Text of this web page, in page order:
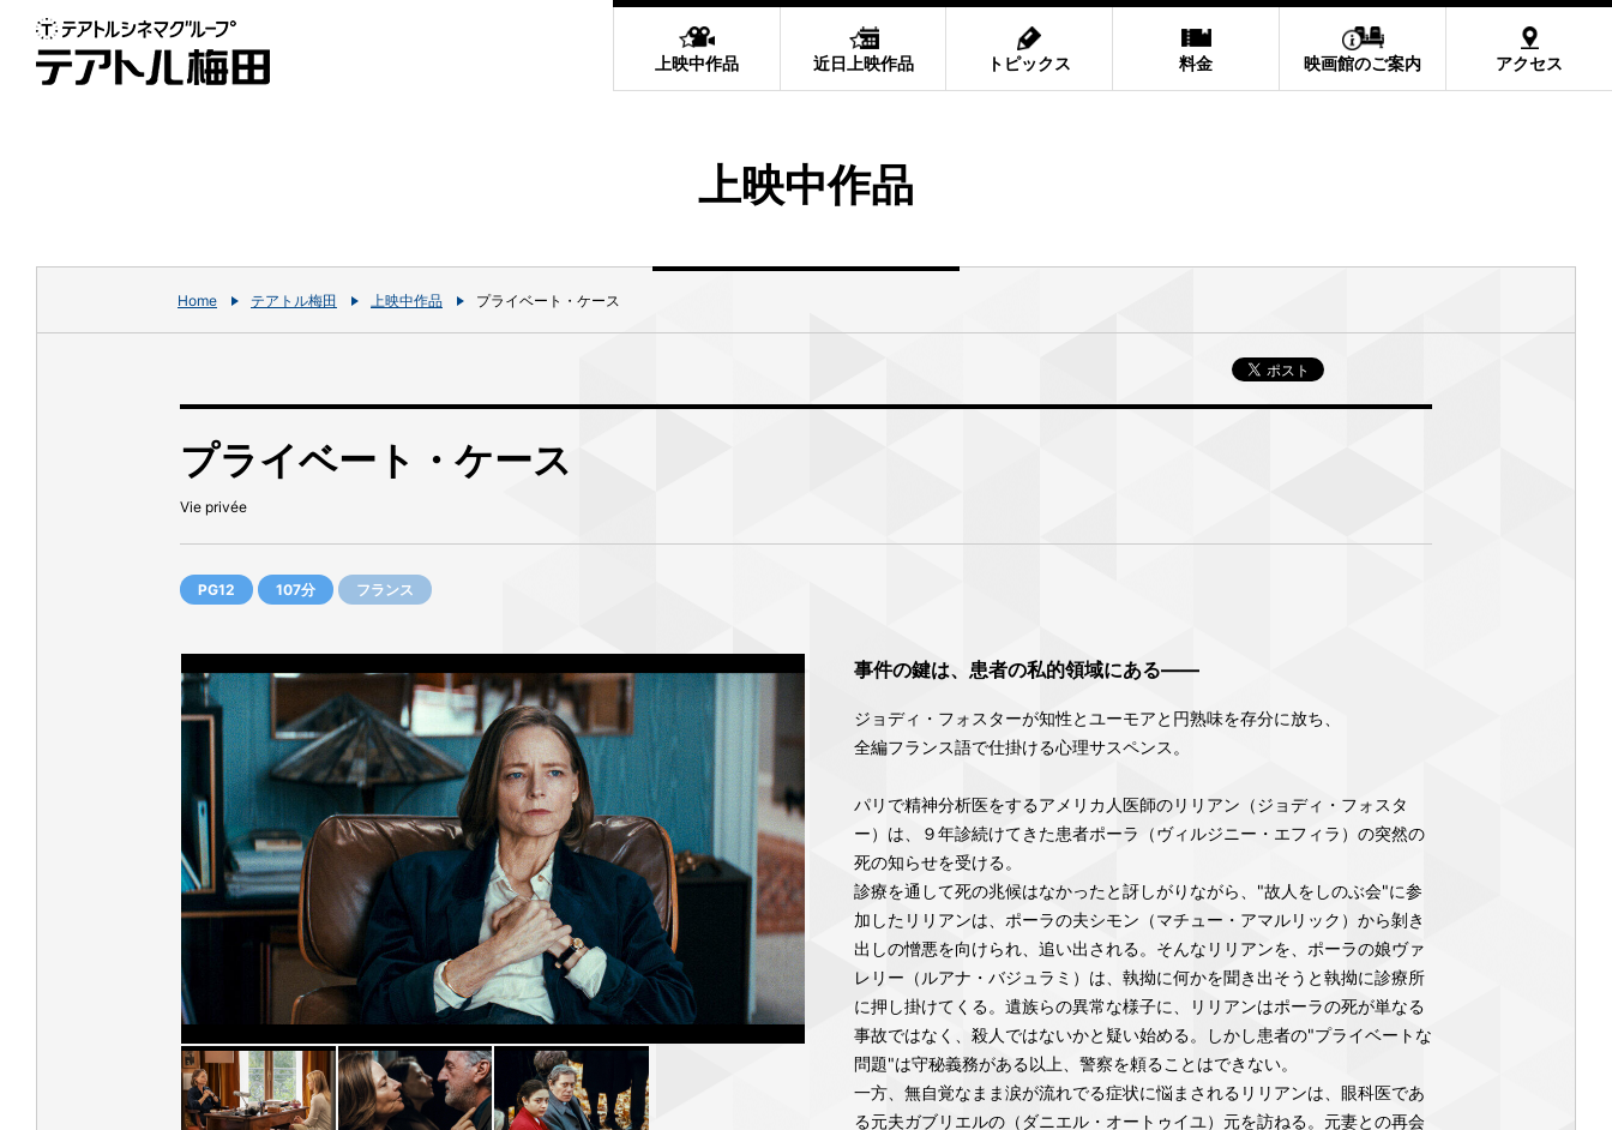
上映中作品 近日上映作品 トピックス 料金 映画館のご案内 アクセス
上映中作品
Home テアトル梅田 上映中作品 プライベート・ケース
プライベート・ケース
Vie privée
PG12 107分 フランス
事件の鍵は、患者の私的領域にある――
ジョディ・フォスターが知性とユーモアと円熟味を存分に放ち、
全編フランス語で仕掛ける心理サスペンス。
パリで精神分析医をするアメリカ人医師のリリアン（ジョディ・フォスタ
ー）は、９年診続けてきた患者ポーラ（ヴィルジニー・エフィラ）の突然の
死の知らせを受ける。
診療を通して死の兆候はなかったと訝しがりながら、"故人をしのぶ会"に参
加したリリアンは、ポーラの夫シモン（マチュー・アマルリック）から剝き
出しの憎悪を向けられ、追い出される。そんなリリアンを、ポーラの娘ヴァ
レリー（ルアナ・バジュラミ）は、執拗に何かを聞き出そうと執拗に診療所
に押し掛けてくる。遺族らの異常な様子に、リリアンはポーラの死が単なる
事故ではなく、殺人ではないかと疑い始める。しかし患者の"プライベートな
問題"は守秘義務がある以上、警察を頼ることはできない。
一方、無自覚なまま涙が流れでる症状に悩まされるリリアンは、眼科医であ
る元夫ガブリエルの（ダニエル・オートゥイユ）元を訪ねる。元妻との再会